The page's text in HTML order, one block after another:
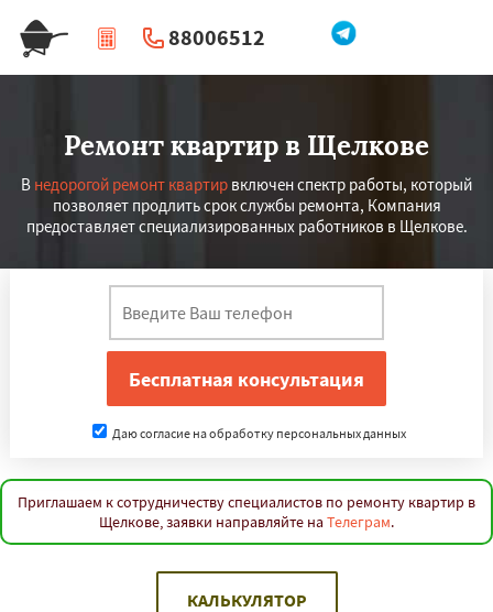
88006512
| Перезвоните мне
Ремонт квартир в Щелкове
В недорогой ремонт квартир включен спектр работы, который
позволяет продлить срок службы ремонта, Компания
предоставляет специализированных работников в Щелкове.
Даю согласие на обработку персональных данных
Приглашаем к сотрудничеству специалистов по ремонту квартир в
Щелкове, заявки направляйте на Телеграм.
КАЛЬКУЛЯТОР